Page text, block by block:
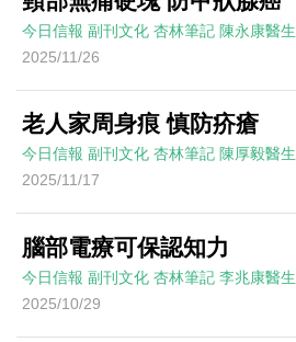
今日信報 副刊文化 杏林筆記 陳永康醫生
2025/11/26
老人家周身痕 慎防疥瘡
今日信報 副刊文化 杏林筆記 陳厚毅醫生
2025/11/17
腦部電療可保認知力
今日信報 副刊文化 杏林筆記 李兆康醫生
2025/10/29